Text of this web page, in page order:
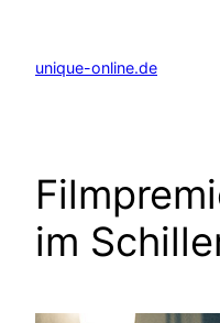
springen
unique-online.de
im